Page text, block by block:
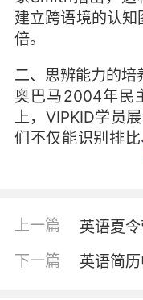
建立跨语境的认
倍。
二、思辨能力的培
奥巴马2004年民
上，VIPKID学员
们不仅能识别排
辩论环节探讨"希
28.6分。当甘地
花，正是标准化教
上一篇 英语夏
下一篇 英语简